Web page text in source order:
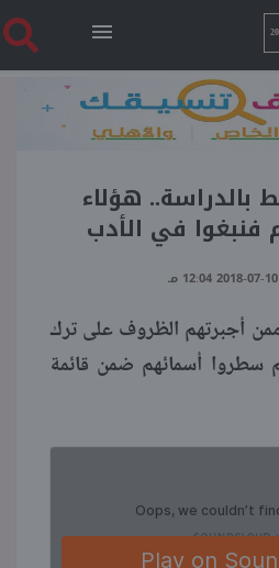
العامة 2026
قهوة
منوعات
بالدراسة.. هؤلاء
فنبغوا في الأدب
أجبرتهم الظروف على ترك
سطروا أسمائهم ضمن قائمة